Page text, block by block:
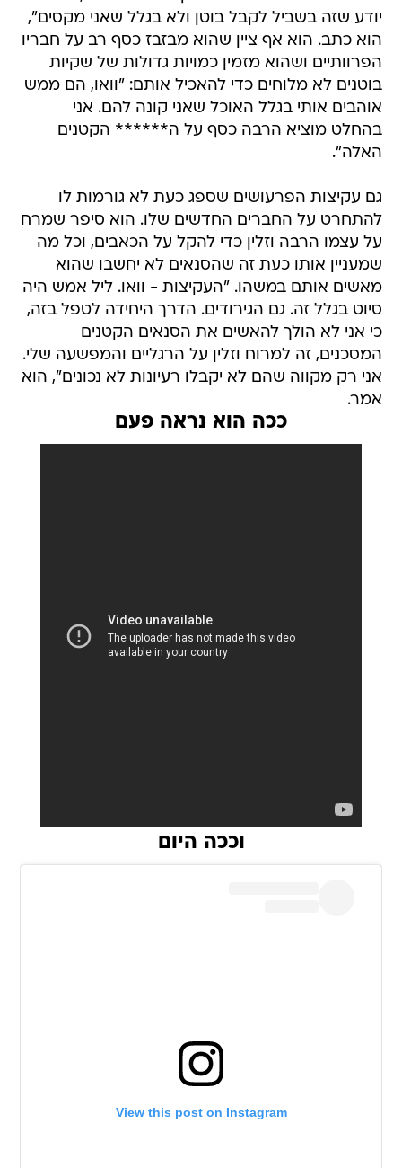
יודע שזה בשביל לקבל בוטן ולא בגלל שאני מקסים",
הוא כתב. הוא אף ציין שהוא מבזבז כסף רב על חבריו
הפרוותיים ושהוא מזמין כמויות גדולות של שקיות
בוטנים לא מלוחים כדי להאכיל אותם: "וואו, הם ממש
אוהבים אותי בגלל האוכל שאני קונה להם. אני
בהחלט מוציא הרבה כסף על ה****** הקטנים
האלה".
גם עקיצות הפרעושים שספג כעת לא גורמות לו
להתחרט על החברים החדשים שלו. הוא סיפר שמרח
על עצמו הרבה וזלין כדי להקל על הכאבים, וכל מה
שמעניין אותו כעת זה שהסנאים לא יחשבו שהוא
מאשים אותם במשהו. "העקיצות - וואו. ליל אמש היה
סיוט בגלל זה. גם הגירודים. הדרך היחידה לטפל בזה,
כי אני לא הולך להאשים את הסנאים הקטנים
המסכנים, זה למרוח וזלין על הרגליים והמפשעה שלי.
אני רק מקווה שהם לא יקבלו רעיונות לא נכונים", הוא
אמר.
ככה הוא נראה פעם
וככה היום
View this post on Instagram